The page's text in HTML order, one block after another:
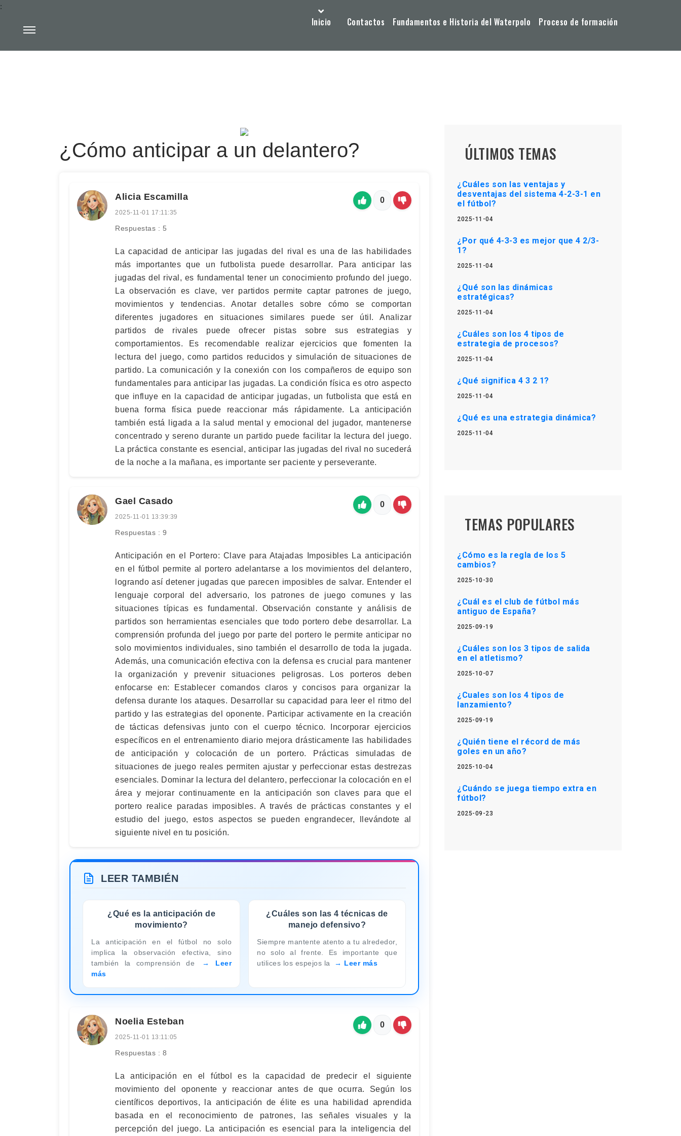
Inicio Contactos Fundamentos e Historia del Waterpolo Proceso de formación
:
¿Cómo anticipar a un delantero?
Alicia Escamilla
2025-11-01 17:11:35
Respuestas : 5
0
La capacidad de anticipar las jugadas del rival es una de las habilidades
más importantes que un futbolista puede desarrollar. Para anticipar las
jugadas del rival, es fundamental tener un conocimiento profundo del juego.
La observación es clave, ver partidos permite captar patrones de juego,
movimientos y tendencias. Anotar detalles sobre cómo se comportan
diferentes jugadores en situaciones similares puede ser útil. Analizar
partidos de rivales puede ofrecer pistas sobre sus estrategias y
comportamientos. Es recomendable realizar ejercicios que fomenten la
lectura del juego, como partidos reducidos y simulación de situaciones de
partido. La comunicación y la conexión con los compañeros de equipo son
fundamentales para anticipar las jugadas. La condición física es otro aspecto
que influye en la capacidad de anticipar jugadas, un futbolista que está en
buena forma física puede reaccionar más rápidamente. La anticipación
también está ligada a la salud mental y emocional del jugador, mantenerse
concentrado y sereno durante un partido puede facilitar la lectura del juego.
La práctica constante es esencial, anticipar las jugadas del rival no sucederá
de la noche a la mañana, es importante ser paciente y perseverante.
Gael Casado
2025-11-01 13:39:39
Respuestas : 9
0
Anticipación en el Portero: Clave para Atajadas Imposibles La anticipación
en el fútbol permite al portero adelantarse a los movimientos del delantero,
logrando así detener jugadas que parecen imposibles de salvar. Entender el
lenguaje corporal del adversario, los patrones de juego comunes y las
situaciones típicas es fundamental. Observación constante y análisis de
partidos son herramientas esenciales que todo portero debe desarrollar. La
comprensión profunda del juego por parte del portero le permite anticipar no
solo movimientos individuales, sino también el desarrollo de toda la jugada.
Además, una comunicación efectiva con la defensa es crucial para mantener
la organización y prevenir situaciones peligrosas. Los porteros deben
enfocarse en: Establecer comandos claros y concisos para organizar la
defensa durante los ataques. Desarrollar su capacidad para leer el ritmo del
partido y las estrategias del oponente. Participar activamente en la creación
de tácticas defensivas junto con el cuerpo técnico. Incorporar ejercicios
específicos en el entrenamiento diario mejora drásticamente las habilidades
de anticipación y colocación de un portero. Prácticas simuladas de
situaciones de juego reales permiten ajustar y perfeccionar estas destrezas
esenciales. Dominar la lectura del delantero, perfeccionar la colocación en el
área y mejorar continuamente en la anticipación son claves para que el
portero realice paradas imposibles. A través de prácticas constantes y el
estudio del juego, estos aspectos se pueden engrandecer, llevándote al
siguiente nivel en tu posición.
LEER TAMBIÉN
¿Qué es la anticipación de
movimiento?
La anticipación en el fútbol no solo
implica la observación efectiva, sino
también la comprensión de
Leer
más
¿Cuáles son las 4 técnicas de
manejo defensivo?
Siempre mantente atento a tu alrededor,
no solo al frente. Es importante que
utilices los espejos la
Leer más
Noelia Esteban
2025-11-01 13:11:05
Respuestas : 8
0
La anticipación en el fútbol es la capacidad de predecir el siguiente
movimiento del oponente y reaccionar antes de que ocurra. Según los
científicos deportivos, la anticipación de élite es una habilidad aprendida
basada en el reconocimiento de patrones, las señales visuales y la
percepción del juego. La anticipación es esencial para la inteligencia del
ÚLTIMOS TEMAS
¿Cuáles son las ventajas y
desventajas del sistema 4-2-3-1 en
el fútbol?
2025-11-04
¿Por qué 4-3-3 es mejor que 4 2/3-
1?
2025-11-04
¿Qué son las dinámicas
estratégicas?
2025-11-04
¿Cuáles son los 4 tipos de
estrategia de procesos?
2025-11-04
¿Qué significa 4 3 2 1?
2025-11-04
¿Qué es una estrategia dinámica?
2025-11-04
TEMAS POPULARES
¿Cómo es la regla de los 5
cambios?
2025-10-30
¿Cuál es el club de fútbol más
antiguo de España?
2025-09-19
¿Cuáles son los 3 tipos de salida
en el atletismo?
2025-10-07
¿Cuales son los 4 tipos de
lanzamiento?
2025-09-19
¿Quién tiene el récord de más
goles en un año?
2025-10-04
¿Cuándo se juega tiempo extra en
fútbol?
2025-09-23